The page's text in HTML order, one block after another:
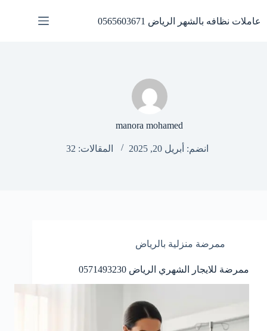
المحتوى
عاملات نظافه بالشهر الرياض 0565603671
manora mohamed
انضم: أبريل 20, 2025 المقالات: 32
ممرضة منزلية بالرياض
ممرضة للايجار الشهري الرياض 0571493230